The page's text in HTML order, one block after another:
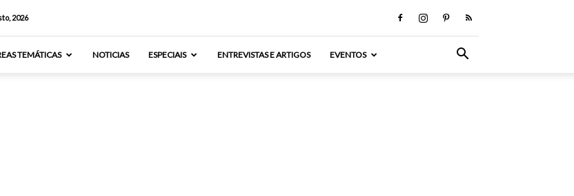
2026
TEMÁTICAS NOTICIAS ESPECIAIS ENTREVISTAS E ARTIGOS EVENTOS